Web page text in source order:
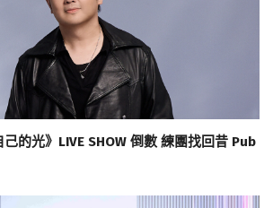
的光》LIVE SHOW 倒數 練團找回昔 Pub